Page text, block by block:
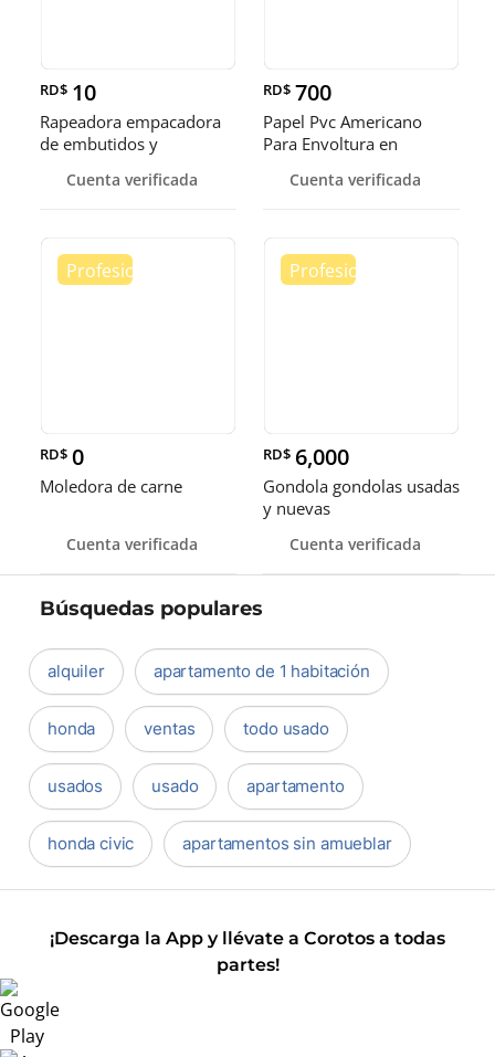
RD$ 10
Rapeadora empacadora
de embutidos y
Cuenta verificada
RD$ 700
Papel Pvc Americano
Para Envoltura en
pulgadas
Cuenta verificada
RD$ 0
Moledora de carne
Cuenta verificada
RD$ 6,000
Gondola gondolas usadas
y nuevas
Cuenta verificada
Búsquedas populares
alquiler apartamento de 1 habitación
honda ventas todo usado
usados usado apartamento
honda civic apartamentos sin amueblar
¡Descarga la App y llévate a Corotos a todas
partes!